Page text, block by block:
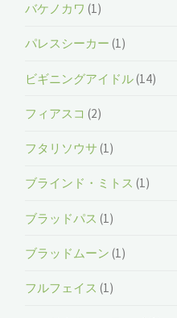
バケノカワ (1)
パレスシーカー (1)
ビギニングアイドル(14)
フィアスコ (2)
フタリソウサ (1)
ブラインド・ミトス (1)
ブラッドパス (1)
ブラッドムーン (1)
フルフェイス (1)